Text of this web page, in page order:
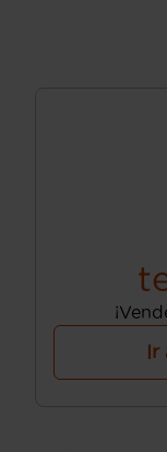
Ir